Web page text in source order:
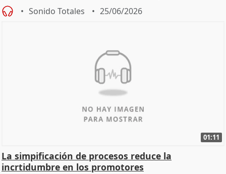
Sonido Totales 25/06/2026
01:11
La simpificación de procesos reduce la
incrtidumbre en los promotores